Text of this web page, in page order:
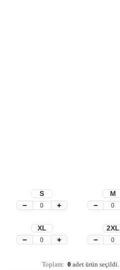
S
− +
M
−
XL
− +
2XL
−
Toplam: 0 adet ürün seçildi.